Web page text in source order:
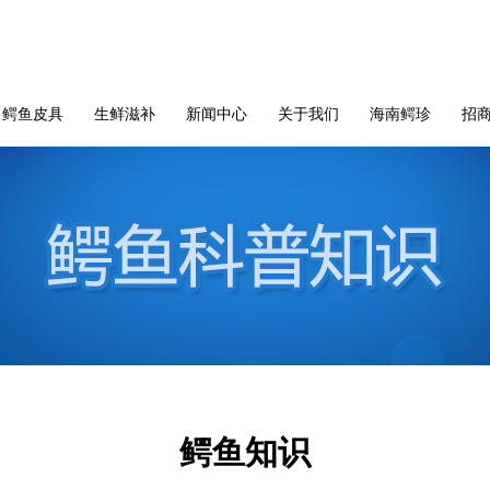
鳄鱼皮具 生鲜滋补 新闻中心 关于我们 海南鳄珍 招
鳄鱼知识